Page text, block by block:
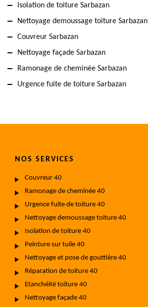
Isolation de toiture Sarbazan
Nettoyage demoussage toiture Sarbazan
Couvreur Sarbazan
Nettoyage façade Sarbazan
Ramonage de cheminée Sarbazan
Urgence fuite de toiture Sarbazan
NOS SERVICES
Couvreur 40
Ramonage de cheminée 40
Urgence fuite de toiture 40
Nettoyage demoussage toiture 40
Isolation de toiture 40
Peinture sur tuile 40
Nettoyage et pose de gouttière 40
Réparation de toiture 40
Etanchéité toiture 40
Nettoyage façade 40